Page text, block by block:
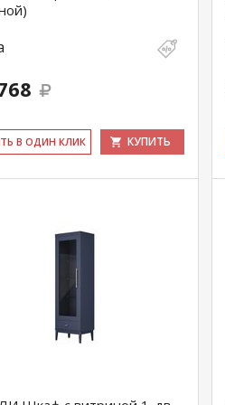
В ОДИН КЛИК КУПИТЬ